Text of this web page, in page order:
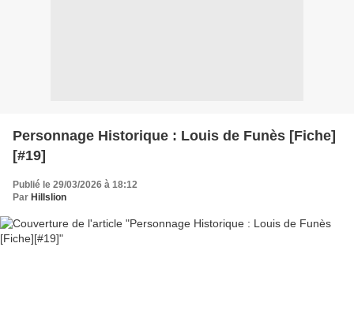
Personnage Historique : Louis de Funès [Fiche]
[#19]
Publié le 29/03/2026 à 18:12
Par Hillslion